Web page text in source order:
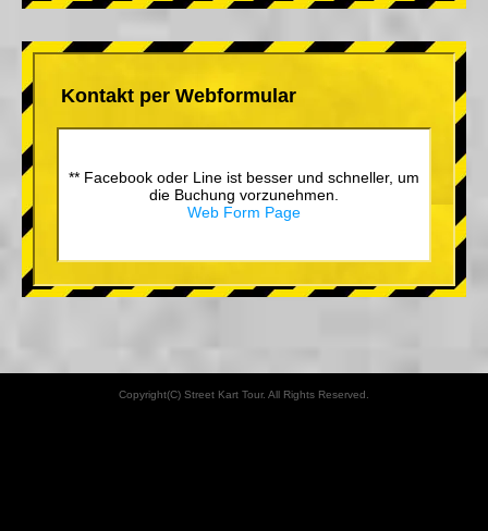
Kontakt per Webformular
** Facebook oder Line ist besser und schneller, um
die Buchung vorzunehmen.
Web Form Page
Copyright(C) Street Kart Tour. All Rights Reserved.